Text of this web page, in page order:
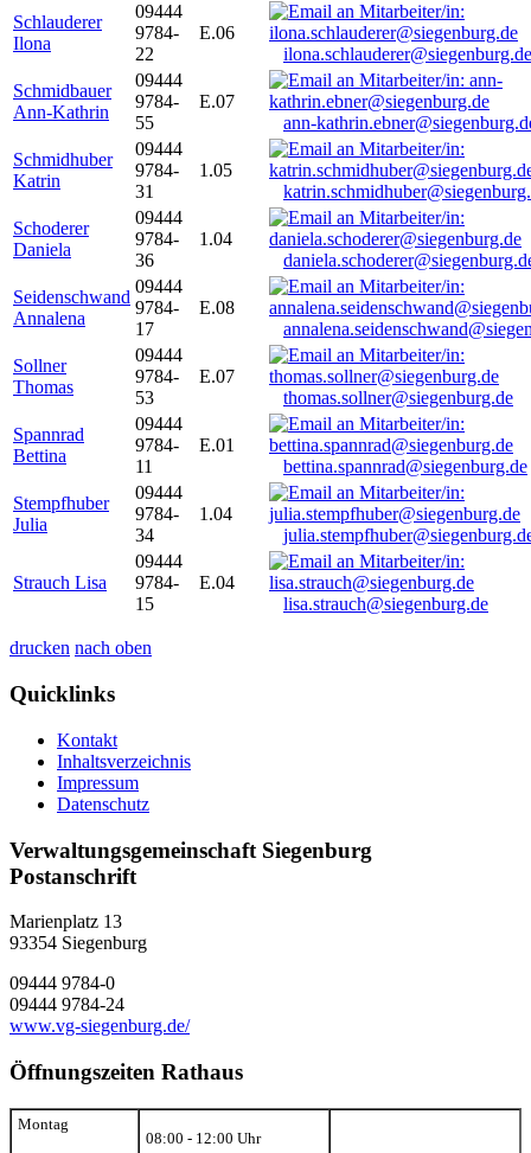
Schlauderer
Ilona
09444
9784-
22
E.06
ilona.schlauderer@siegenburg.de
Schmidbauer
Ann-Kathrin
09444
9784-
55
E.07
ann-
Schmidhuber
Katrin
09444
9784-
31
1.05
Schoderer
Daniela
09444
9784-
36
1.04
Seidenschwand
Annalena
09444
9784-
17
E.08
Sollner
Thomas
09444
9784-
53
E.07
thomas.sollner@siegenburg.de
Spannrad
Bettina
09444
9784-
11
E.01
bettina.spannrad@siegenburg.de
Stempfhuber
Julia
09444
9784-
34
1.04
Strauch Lisa
09444
9784-
15
E.04
lisa.strauch@siegenburg.de
drucken nach oben
Quicklinks
Kontakt
Inhaltsverzeichnis
Impressum
Datenschutz
Verwaltungsgemeinschaft Siegenburg
Postanschrift
Marienplatz 13
93354 Siegenburg
09444 9784-0
09444 9784-24
www.vg-siegenburg.de/
Öffnungszeiten Rathaus
Montag
08:00 - 12:00 Uhr